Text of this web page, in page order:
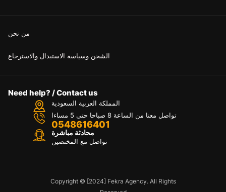
من نحن
الشحن وسياسة الاستبدال والاسترجاع
Need help? / Contact us
المملكة العربية السعودية
تواصل معنا من الساعة 8 صباحا حتى 5 مساءا
0548616401
محادثة مباشرة
تواصل مع المختصين
Copyright © [2024] Fekra Agency. All Rights